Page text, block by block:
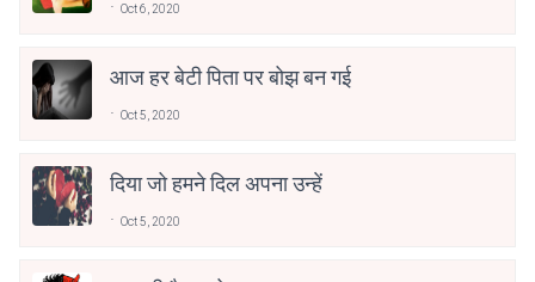
Oct 6, 2020
आज हर बेटी पिता पर बोझ बन गई
Oct 5, 2020
दिया जो हमने दिल अपना उन्हें
Oct 5, 2020